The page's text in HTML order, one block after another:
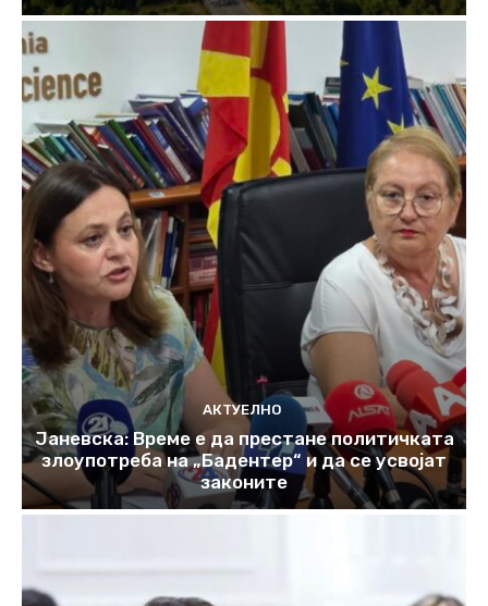
АКТУЕЛНО
Јаневска: Време е да престане политичката
злоупотреба на „Бадентер“ и да се усвојат
законите